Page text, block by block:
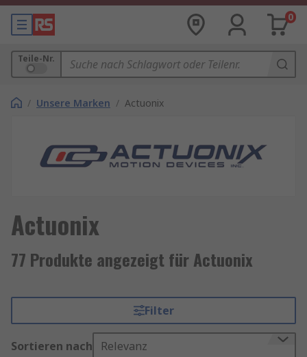
0
Teile-Nr.
/ Unsere Marken / Actuonix
Actuonix
77 Produkte angezeigt für Actuonix
Filter
Sortieren nach Relevanz